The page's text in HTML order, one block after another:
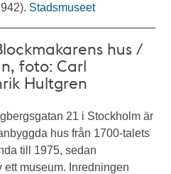
Stadsmuseet
hus /
foto: Carl
Hultgren
21 i Stockholm är
hus från 1700-talets
till 1975, sedan
ett museum. Inredningen